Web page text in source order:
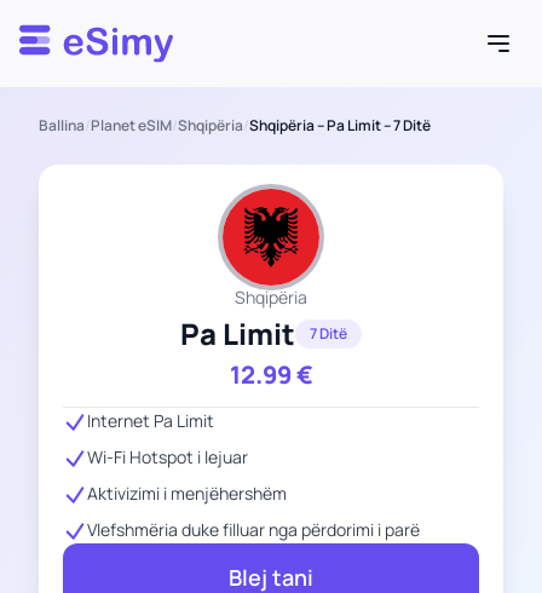
Esimy
Ballina/Planet eSIM/Shqipëria/Shqipëria – Pa Limit – 7 Ditë
Shqipëria
Pa Limit 7 Ditë
12.99€
Internet Pa Limit
Wi-Fi Hotspot i lejuar
Aktivizimi i menjëhershëm
Vlefshmëria duke filluar nga përdorimi i parë
Blej tani